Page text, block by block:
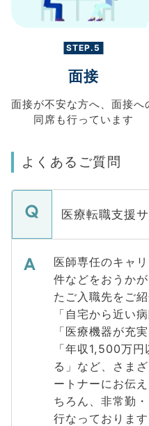
STEP.5
面接
面接が不安な方へ、 面接へ
同席も行っています
よくあるご質問
医療転職支援
医師専任のキャ
件などをおうか
たご入職先をご
「自宅から近い
「医療機器が充
「年収1,500万
る」など、さま
ートナーにお伝
ちろん、非常勤
行なっております